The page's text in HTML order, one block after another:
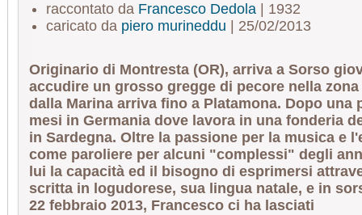
raccontato da Francesco Dedola| 1932
caricato da piero murineddu | 25/02/2013
Originario di Montresta (OR), arriva a Sorso
accudire un grosso gregge di pecore nella
dalla Marina arriva fino a Platamona. Dopo una
mesi in Germania dove lavora in una fonderia
in Sardegna. Oltre la passione per la musica e
come paroliere per alcuni "complessi" degli
lui la capacità ed il bisogno di esprimersi
scritta in logudorese, sua lingua natale, e in
22 febbraio 2013, Francesco ci ha lasciati